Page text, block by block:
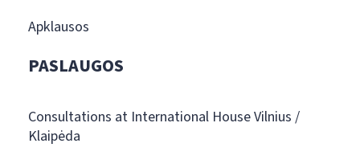
Apklausos
PASLAUGOS
Consultations at International House Vilnius /
Klaipėda